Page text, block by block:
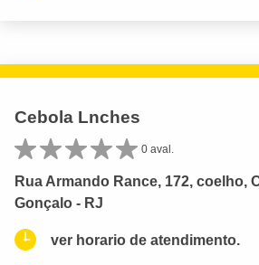
Cebola Lnches
0 aval.
Rua Armando Rance, 172, coelho,
Gonçalo - RJ
ver horario de atendimento.